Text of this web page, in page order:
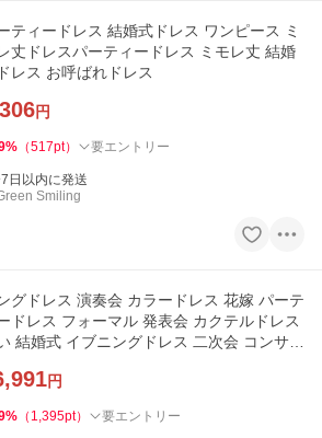
ティードレス 結婚式ドレス ワンピース ミ
丈ドレスパーティードレス ミモレ丈 結婚
レス お呼ばれドレス
円
% （517pt） 要エントリー
日以内に発送
Smiling
グドレス 演奏会 カラードレス 花嫁 パーテ
ドレス フォーマル 発表会 カクテルドレス
結婚式 イブニングドレス 二次会 コンサー
円
% （ 1,395pt） 要エントリー